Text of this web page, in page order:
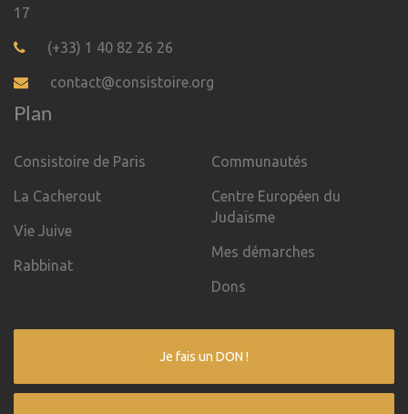
17
(+33) 1 40 82 26 26
contact@consistoire.org
Plan
Consistoire de Paris
La Cacherout
Vie Juive
Rabbinat
Communautés
Centre Européen du
Judaïsme
Mes démarches
Dons
Je fais un DON !